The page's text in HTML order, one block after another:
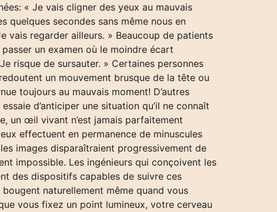
« Je vais cligner des yeux au mauvais
quelques secondes sans même nous en
vais regarder ailleurs. » Beaucoup de patients
un examen où le moindre écart
risque de sursauter. » Certaines personnes
un mouvement brusque de la tête ou
toujours au mauvais moment! D’autres
d’anticiper une situation qu’il ne connaît
un œil vivant n’est jamais parfaitement
effectuent en permanence de minuscules
images disparaîtraient progressivement de
impossible. Les ingénieurs qui conçoivent les
des dispositifs capables de suivre ces
naturellement même quand vous
vous fixez un point lumineux, votre cerveau